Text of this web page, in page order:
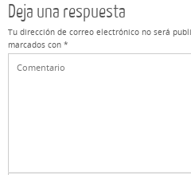
Deja una respuesta
Tu dirección de correo electrónico no será
marcados con *